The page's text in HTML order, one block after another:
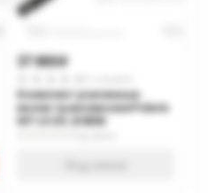
37 000
Комплект усиленных
валов трансмиссии Polaris
WT LX DS-216050